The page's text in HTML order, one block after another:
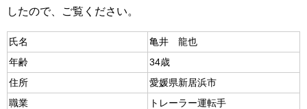
したので、ご覧ください。
氏名
亀井 龍也
年齢
34歳
住所
愛媛県新居浜市
職業
トレーラー運転手